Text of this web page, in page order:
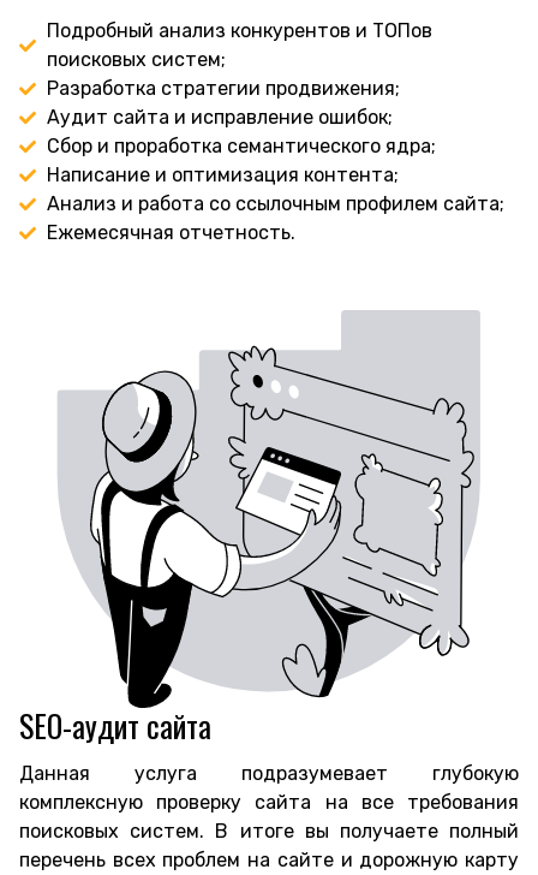
Подробный анализ конкурентов и ТОПов
поисковых систем;
Разработка стратегии продвижения;
Аудит сайта и исправление ошибок;
Сбор и проработка семантического ядра;
Написание и оптимизация контента;
Анализ и работа со ссылочным профилем сайта;
Ежемесячная отчетность.
SEO-аудит сайта
Данная услуга подразумевает глубокую
комплексную проверку сайта на все требования
поисковых систем. В итоге вы получаете полный
перечень всех проблем на сайте и дорожную карту